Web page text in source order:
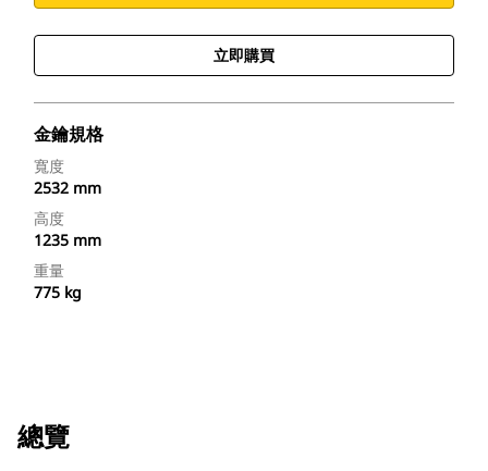
立即購買
金鑰規格
寬度
2532 mm
高度
1235 mm
重量
775 kg
總覽